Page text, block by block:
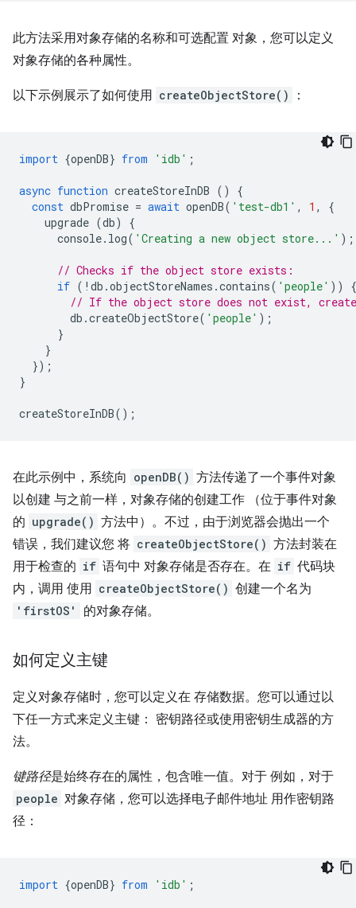
此方法采用对象存储的名称和可选配置 对象，您可以定义
对象存储的各种属性。
以下示例展示了如何使用 createObjectStore() ：
import {openDB} from 'idb' ;
async function createStoreInDB ()
{
const dbPromise = await openDB( 'test-db1' , 1 ,
{
upgrade (db)
{
console. log( 'Creating a new object store...' );
// Checks if the object store exists:
if ( ! db .objectStoreNames .contains( 'people' ))
{
// If the object store does not exist,
db .createObjectStore( 'people' );
}
}
});
}
createStoreInDB();
在此示例中，系统向 openDB() 方法传递了一个事件对象
以创建 与之前一样，对象存储的创建工作 （位于事件对象
的 upgrade() 方法中）。不过，由于浏览器会抛出一个
错误，我们建议您 将 createObjectStore() 方法封装在
用于检查的 if 语句中 对象存储是否存在。在 if 代码块
内，调用 使用 createObjectStore() 创建一个名为
'firstOS' 的对象存储。
如何定义主键
定义对象存储时，您可以定义在 存储数据。您可以通过以
下任一方式来定义主键： 密钥路径或使用密钥生成器的方
法。
键路径是始终存在的属性，包含唯一值。对于 例如，对于
people 对象存储，您可以选择电子邮件地址 用作密钥路
径：
import {openDB} from 'idb' ;